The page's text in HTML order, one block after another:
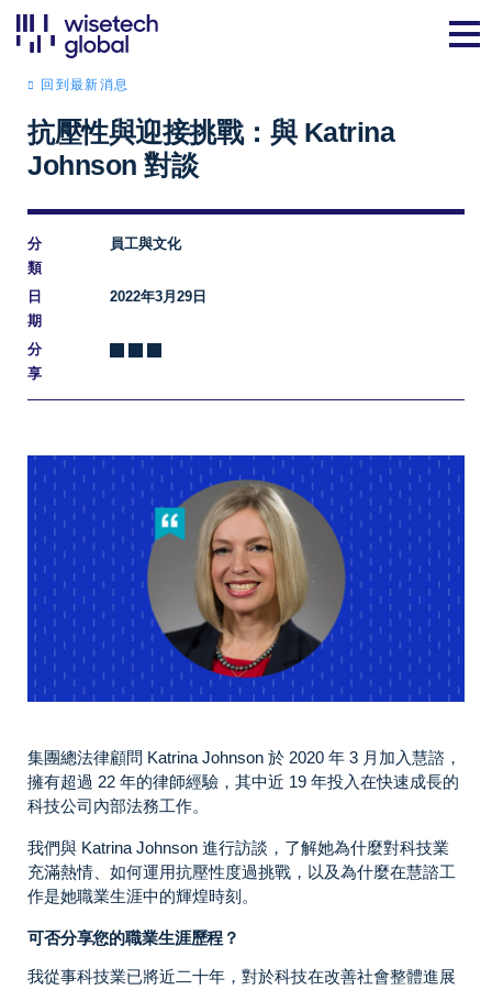
回到最新消息
抗壓性與迎接挑戰：與 Katrina
Johnson 對談
分
類
員工與文化
日
期
2022年3月29日
分
享
集團總法律顧問 Katrina Johnson 於 2020 年 3 月加入慧諮，
擁有超過 22 年的律師經驗，其中近 19 年投入在快速成長的
科技公司內部法務工作。
我們與 Katrina Johnson 進行訪談，了解她為什麼對科技業
充滿熱情、如何運用抗壓性度過挑戰，以及為什麼在慧諮工
作是她職業生涯中的輝煌時刻。
可否分享您的職業生涯歷程？
我從事科技業已將近二十年，對於科技在改善社會整體進展